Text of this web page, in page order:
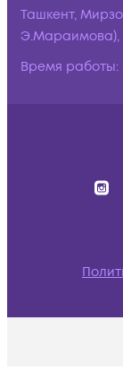
Ташкент,
Э.Мараимова),
Время работы: